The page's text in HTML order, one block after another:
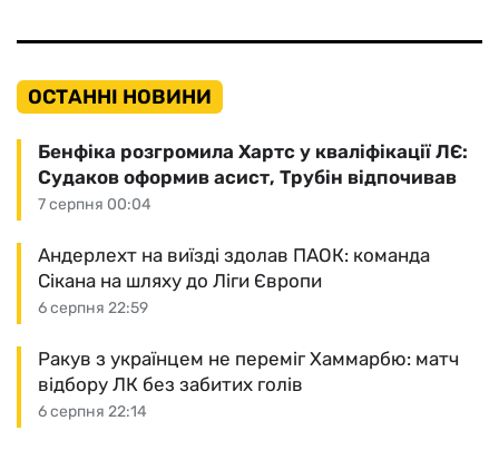
ОСТАННІ НОВИНИ
7 серпня 00:04
Бенфіка розгромила Хартс у кваліфікації ЛЄ:
Судаков оформив асист, Трубін відпочивав
6 серпня 22:59
Андерлехт на виїзді здолав ПАОК: команда
Сікана на шляху до Ліги Європи
6 серпня 22:14
Ракув з українцем не переміг Хаммарбю: матч
відбору ЛК без забитих голів